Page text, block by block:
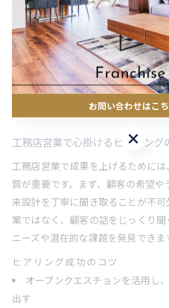
うことで、安心感を提供できます。
例えば、予算や設計の悩み、将来
る相談など、幅広いニーズに対応
す。また、定期的なフォローアッ
設置も有効です。こうした姿勢は
がりやすく、工務店経営の持続的な
工務店営業で心掛けるヒアリング
工務店営業で成果を上げるために
質が重要です。まず、顧客の希望
来設計を丁寧に聞き取ることが不
案ではなく、顧客の話をじっくり
ニーズや潜在的な課題を発見できま
ヒアリング成功のコツ
オープンクエスチョンを活用し
出す
お問い合わせはこち
お問い合わせはこ